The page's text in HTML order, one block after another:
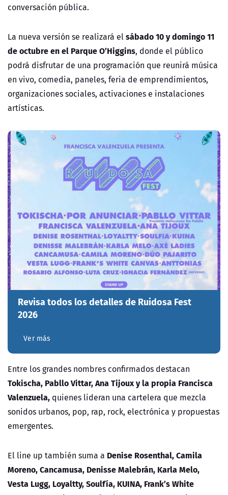
conversación pública.
La nueva versión se realizará elsábado 10 y domingo 11
de octubre en el Parque O’Higgins, donde el público
podrá disfrutar de una programación que reunirá música
en vivo, comedia, paneles, feria de emprendimientos,
organizaciones sociales, activaciones e instalaciones
artísticas.
Revisa todos los detalles de Ruidosa Fest
2026
Ver más
Entre los grandes nombres confirmados destacan
Tokischa, Pabllo Vittar, Ana Tijoux y la propia Francisca
Valenzuela, quienes lideran una cartelera que mezcla
sonidos urbanos, pop, rap, rock, electrónica y propuestas
emergentes.
El line up también suma a Denise Rosenthal, Camila
Moreno, Cancamusa, Denisse Malebrán, Karla Melo,
Vesta Lugg, Loyaltty, Soulfía, KUINA, Frank’s White